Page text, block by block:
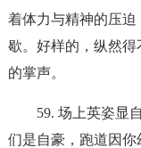
着体力与精神的压
歇。好样的，纵然
的掌声。
59. 场上英姿显
们是自豪，跑道因你